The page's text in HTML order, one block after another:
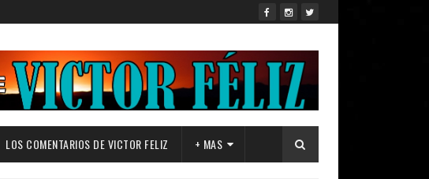
LOS COMENTARIOS DE VICTOR FELIZ + MAS